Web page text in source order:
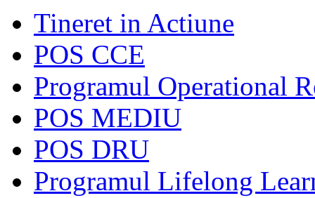
Tineret in Actiune
POS CCE
Programul Operational
POS MEDIU
POS DRU
Programul Lifelong